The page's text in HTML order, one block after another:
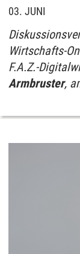
03. JUNI
Wirtschafts-
F.A.Z.-
Armbruster,